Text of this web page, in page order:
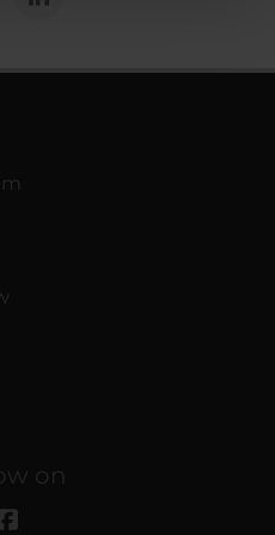
potrebbero combinarle
servizi.
on